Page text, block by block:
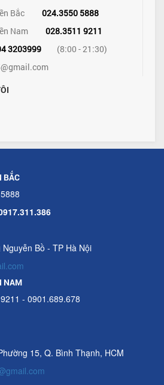
Bắc
024.3550 5888
Nam
028.3511 9211
3203999
(8:00 - 21:30)
BẮC
Bồ - TP Hà Nội
NAM
- 0901.689.678
15, Q. Bình Thạnh, HCM